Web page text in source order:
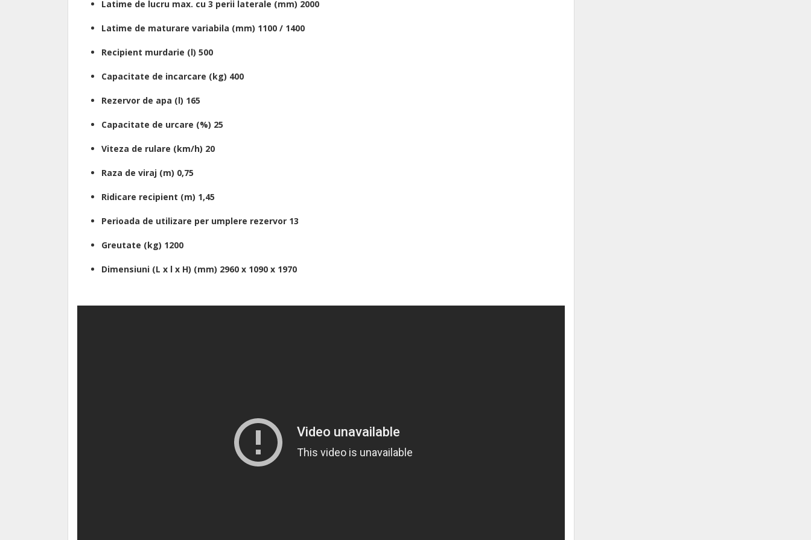
Latime de lucru max. cu 3 perii laterale (mm) 2000
Latime de maturare variabila (mm) 1100 / 1400
Recipient murdarie (l) 500
Capacitate de incarcare (kg) 400
Rezervor de apa (l) 165
Capacitate de urcare (%) 25
Viteza de rulare (km/h) 20
Raza de viraj (m) 0,75
Ridicare recipient (m) 1,45
Perioada de utilizare per umplere rezervor 13
Greutate (kg) 1200
Dimensiuni (L x l x H) (mm) 2960 x 1090 x 1970